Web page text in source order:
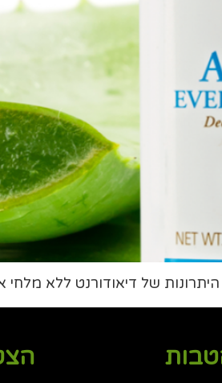
של דיאודורנט ללא מלחי